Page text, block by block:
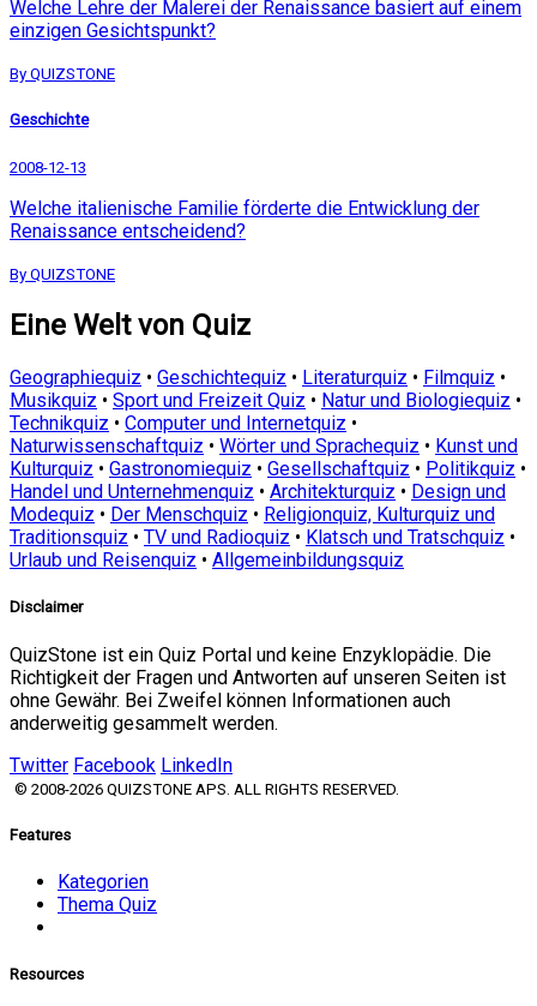
Welche Lehre der Malerei der Renaissance basiert auf einem
einzigen Gesichtspunkt?
By QUIZSTONE
Geschichte
2008-12-13
Welche italienische Familie förderte die Entwicklung der
Renaissance entscheidend?
By QUIZSTONE
Eine Welt von Quiz
Geographiequiz • Geschichtequiz • Literaturquiz • Filmquiz •
Musikquiz • Sport und Freizeit Quiz • Natur und Biologiequiz •
Technikquiz • Computer und Internetquiz •
Naturwissenschaftquiz • Wörter und Sprachequiz • Kunst und
Kulturquiz • Gastronomiequiz • Gesellschaftquiz • Politikquiz •
Handel und Unternehmenquiz • Architekturquiz • Design und
Modequiz • Der Menschquiz • Religionquiz, Kulturquiz und
Traditionsquiz • TV und Radioquiz • Klatsch und Tratschquiz •
Urlaub und Reisenquiz • Allgemeinbildungsquiz
Disclaimer
QuizStone ist ein Quiz Portal und keine Enzyklopädie. Die
Richtigkeit der Fragen und Antworten auf unseren Seiten ist
ohne Gewähr. Bei Zweifel können Informationen auch
anderweitig gesammelt werden.
Twitter Facebook LinkedIn
© 2008-2026 QUIZSTONE APS. ALL RIGHTS RESERVED.
Features
Kategorien
Thema Quiz
Resources